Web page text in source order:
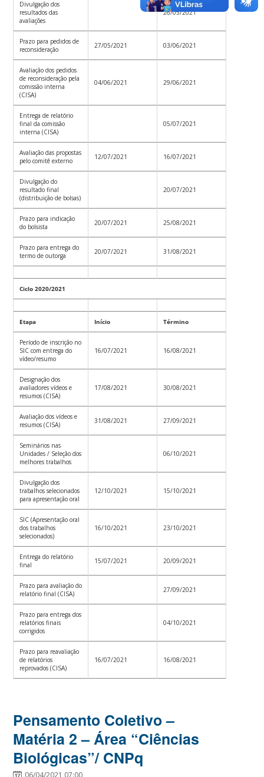
Divulgação dos
resultados das
avaliações
26/05/2021
Prazo para pedidos de
reconsideração
27/05/2021 03/06/2021
Avaliação dos pedidos
de reconsideração pela
comissão interna
(CISA)
04/06/2021 29/06/2021
Entrega de relatório
final da comissão
interna (CISA)
05/07/2021
Avaliação das propostas
pelo comitê externo
12/07/2021 16/07/2021
Divulgação do
resultado final
(distribuição de bolsas)
20/07/2021
Prazo para indicação
do bolsista
20/07/2021 25/08/2021
Prazo para entrega do
termo de outorga
20/07/2021 31/08/2021
Ciclo 2020/2021
Etapa Início Término
Período de inscrição no
SIC com entrega do
vídeo/resumo
16/07/2021 16/08/2021
Designação dos
avaliadores vídeos e
resumos (CISA)
17/08/2021 30/08/2021
Avaliação dos vídeos e
resumos (CISA)
31/08/2021 27/09/2021
Seminários nas
Unidades / Seleção dos
melhores trabalhos
06/10/2021
Divulgação dos
trabalhos selecionados
para apresentação oral
12/10/2021 15/10/2021
SIC (Apresentação oral
dos trabalhos
selecionados)
16/10/2021 23/10/2021
Entrega do relatório
final
15/07/2021 20/09/2021
Prazo para avaliação do
relatório final (CISA)
27/09/2021
Prazo para entrega dos
relatórios finais
corrigidos
04/10/2021
Prazo para reavaliação
de relatórios
reprovados (CISA)
16/07/2021 16/08/2021
Pensamento Coletivo –
Matéria 2 – Área “Ciências
Biológicas”/ CNPq